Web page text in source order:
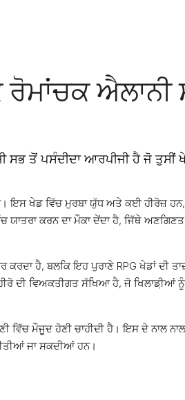
ਐਲਾਨੀ
ਤੋਂ ਪਸੰਦੀਦਾ ਆਰਪੀਜੀ ਹੈ ਜੋ ਤੁਸੀਂ
ਇਸ ਖੇਡ ਵਿੱਚ ਮੁਰਬਾ ਯੁੱਧ ਅਤੇ ਕਈ ਹੀਰੋਜ਼
ਕਰਨ ਦਾ ਮੌਕਾ ਦੇਂਦਾ ਹੈ, ਜਿੱਥੇ
ਕਰਦਾ ਹੈ, ਬਲਕਿ ਇਹ ਪੁਰਾਣੇ RPG ਖੇਡਾਂ ਦੀ
ਦੀ ਵਿਅਕਤੀਗਤ ਸੱਖਿਆ ਹੈ, ਜੋ ਖਿਲਾਡ਼ੀਆਂ ਨੂੰ
ਵਿੱਚ ਮੌਜੂਦ ਹੋਣੀ ਚਾਹੀਦੀ ਹੈ। ਇਸ ਦੇ ਨਾਲ
ਜਾ ਸਕਦੀਆਂ ਹਨ।